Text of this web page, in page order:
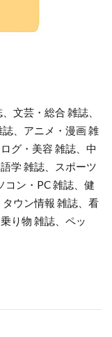
文芸・総合 雑誌、
、アニメ・漫画 雑
グ・美容 雑誌、中
学 雑誌、スポーツ
コン・PC 雑誌、健
ウン情報 雑誌、看
り物 雑誌、ペッ